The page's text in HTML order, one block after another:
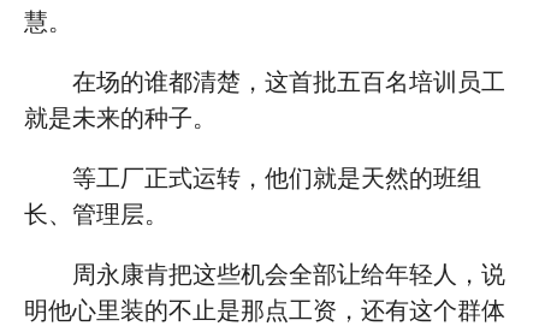
慧。
在场的谁都清楚，这首批五百名培训员工
就是未来的种子。
等工厂正式运转，他们就是天然的班组
长、管理层。
周永康肯把这些机会全部让给年轻人，说
明他心里装的不止是那点工资，还有这个群体